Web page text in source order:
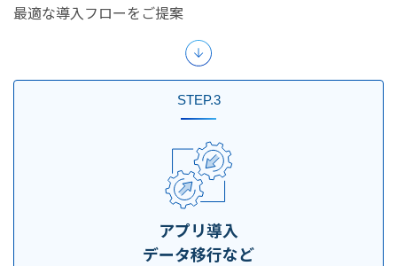
最適な導入フローをご提案
STEP.3
アプリ導入
データ移行など